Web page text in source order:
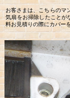
お客さまは、こちらのマ
気扇をお掃除したことが
料お見積りの際にカバー